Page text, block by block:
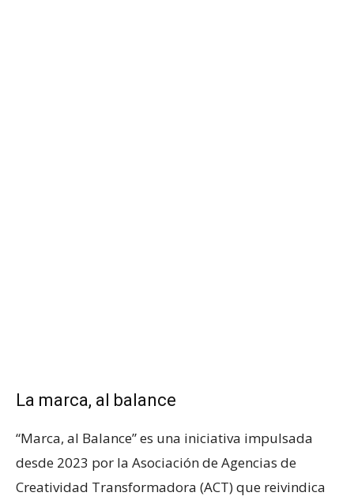
La marca, al balance
“Marca, al Balance” es una iniciativa impulsada
desde 2023 por la Asociación de Agencias de
Creatividad Transformadora (ACT) que reivindica